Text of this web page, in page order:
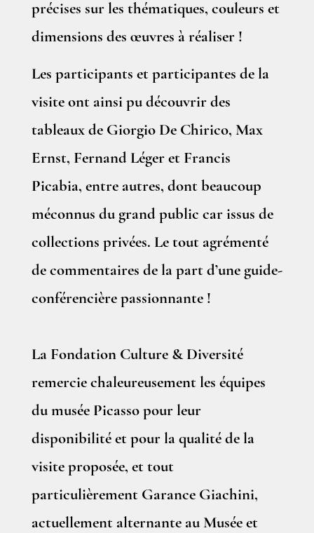
précises sur les thématiques, couleurs et
dimensions des œuvres à réaliser !
Les participants et participantes de la
visite ont ainsi pu découvrir des
tableaux de Giorgio De Chirico, Max
Ernst, Fernand Léger et Francis
Picabia, entre autres, dont beaucoup
méconnus du grand public car issus de
collections privées. Le tout agrémenté
de commentaires de la part d’une guide-
conférencière passionnante !
La Fondation Culture & Diversité
remercie chaleureusement les équipes
du musée Picasso pour leur
disponibilité et pour la qualité de la
visite proposée, et tout
particulièrement Garance Giachini,
actuellement alternante au Musée et